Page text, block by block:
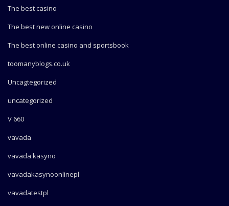
The best casino
The best new online casino
The best online casino and sportsbook
toomanyblogs.co.uk
Uncagtegorized
uncategorized
V 660
vavada
vavada kasyno
vavadakasynoonlinepl
vavadatestpl